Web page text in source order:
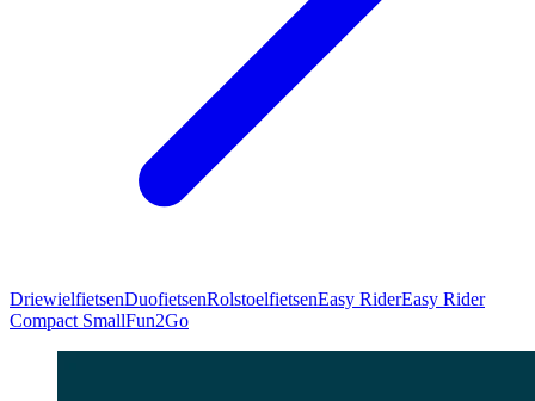
DriewielfietsenDuofietsenRolstoelfietsenEasy RiderEasy Rider
Compact SmallFun2Go